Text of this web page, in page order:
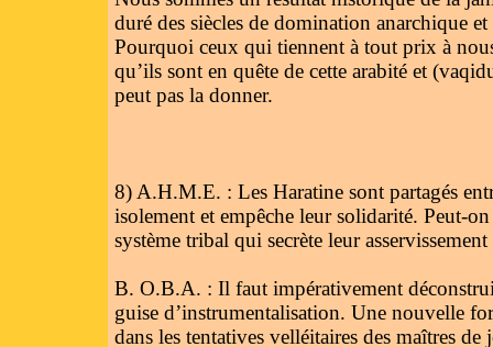
duré des siècles de domination anarchique
Pourquoi ceux qui tiennent à tout prix à
qu’ils sont en quête de cette arabité et
peut pas la donner.
8) A.H.M.E. : Les Haratine sont partagés
isolement et empêche leur solidarité. Peut-
système tribal qui secrète leur asservissement
B. O.B.A. : Il faut impérativement
guise d’instrumentalisation. Une nouvelle
dans les tentatives velléitaires des maîtres